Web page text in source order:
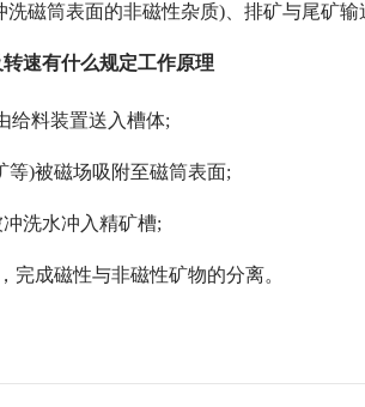
磁筒表面的非磁性杂质)、排矿与尾矿输
速有什么规定工作原理
给料装置送入槽体;
等)被磁场吸附至磁筒表面;
洗水冲入精矿槽;
成磁性与非磁性矿物的分离。